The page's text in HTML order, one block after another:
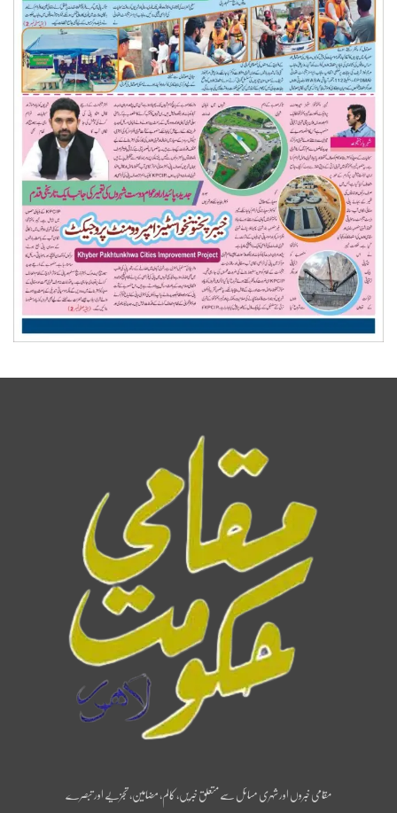
مقامی خبروں اور شہری مسائل سے متعلق خبریں، کالم، مضامین، تجزیے اور تبصرے